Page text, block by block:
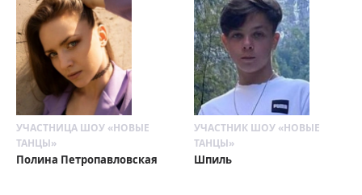
УЧАСТНИЦА ШОУ «НОВЫЕ
ТАНЦЫ»
Полина Петропавловская
УЧАСТНИК ШОУ «НОВЫЕ
ТАНЦЫ»
Шпиль